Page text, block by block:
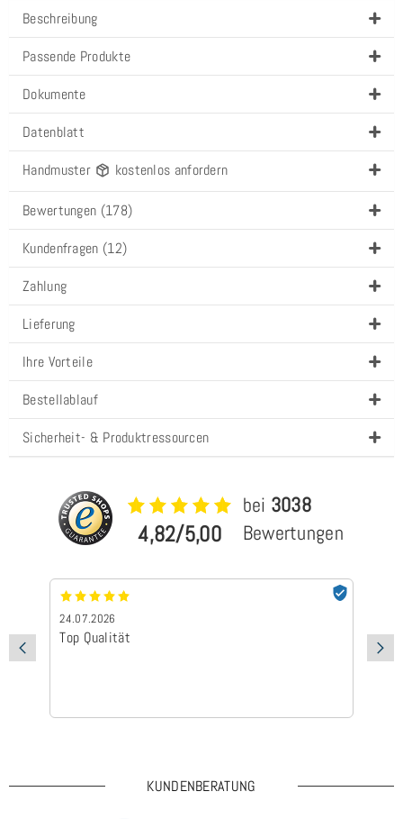
Beschreibung
Passende Produkte
Dokumente
Datenblatt
Handmuster kostenlos anfordern
Bewertungen (178)
Kundenfragen (12)
Zahlung
Lieferung
Ihre Vorteile
Bestellablauf
Sicherheit- & Produktressourcen
4,82/5,00
bei 3038
Bewertungen
24.07.2026
Top Qualität
KUNDENBERATUNG